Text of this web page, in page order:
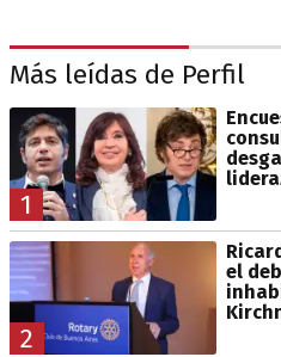
Más leídas de Perfil
1
2
el